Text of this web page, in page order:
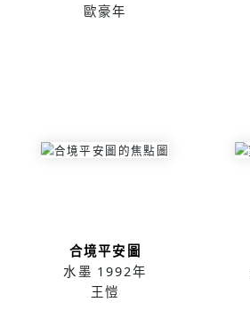
歐豪年
合境平安圖
水墨 1992年
王愷